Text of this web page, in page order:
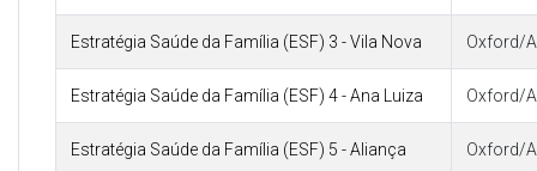
Estratégia Saúde da Família (ESF) 3 - Vila Nova Oxford/
Estratégia Saúde da Família (ESF) 4 - Ana Luiza Oxford/
Estratégia Saúde da Família (ESF) 5 - Aliança Oxford/